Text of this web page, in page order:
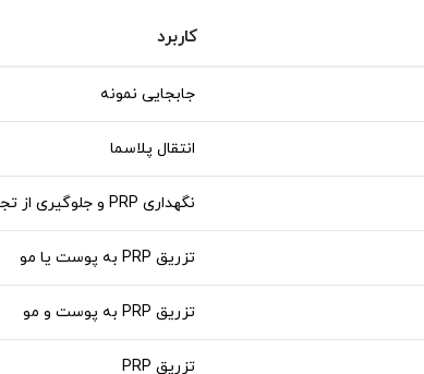
کاربرد
جابجایی نمونه
انتقال پلاسما
نگهداری PRP و جلوگیری از تجمع پلاکت ها
تزریق PRP به پوست یا مو
تزریق PRP به پوست و مو
تزریق PRP